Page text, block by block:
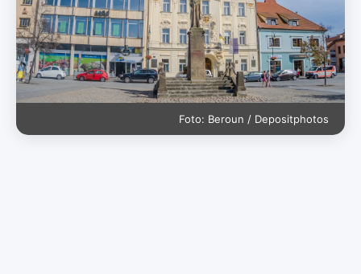
Foto: Beroun / Depositphotos